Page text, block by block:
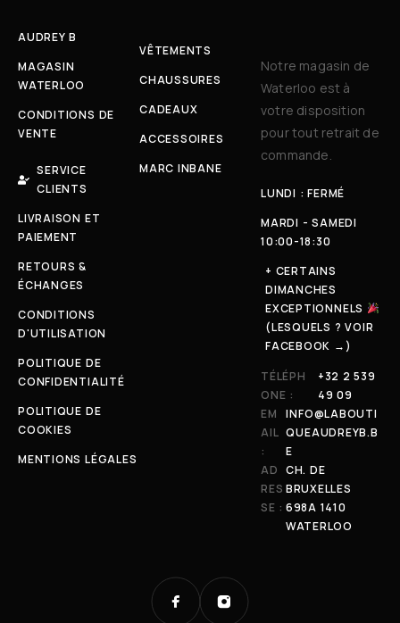
AUDREY B
MAGASIN
WATERLOO
CONDITIONS DE
VENTE
SERVICE
CLIENTS
LIVRAISON ET
PAIEMENT
RETOURS &
ÉCHANGES
CONDITIONS
D'UTILISATION
POLITIQUE DE
CONFIDENTIALITÉ
POLITIQUE DE
COOKIES
MENTIONS LÉGALES
VÊTEMENTS
CHAUSSURES
CADEAUX
ACCESSOIRES
MARC INBANE
Notre magasin de
Waterloo est à
votre disposition
pour tout retrait de
commande.
LUNDI : FERMÉ
MARDI - SAMEDI
10:00-18:30
+ CERTAINS
DIMANCHES
EXCEPTIONNELS
(LESQUELS ? VOIR
FACEBOOK →)
TÉLÉPH
ONE :
+32 2 539
49 09
EM
AIL
:
INFO@LABOUTI
QUEAUDREYB.B
E
AD
RES
SE :
CH. DE
BRUXELLES
698A 1410
WATERLOO